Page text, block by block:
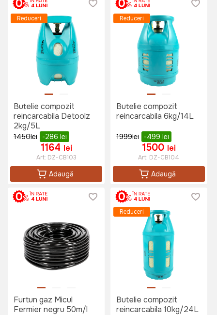
Reduceri
Butelie compozit
reincarcabila Detoolz
2kg/5L
1450lei -286 lei
1164 lei
Art: DZ-CB103
Adaugă
Reduceri
Butelie compozit
reincarcabila 6kg/14L
1999lei -499 lei
1500 lei
Art: DZ-CB104
Adaugă
Furtun gaz Micul
Fermier negru 50m/l
Reduceri
Butelie compozit
reincarcabila 10kg/24L